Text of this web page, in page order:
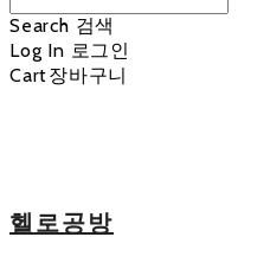
Search 검색
Log In 로그인
Cart장바구니
헬로공방